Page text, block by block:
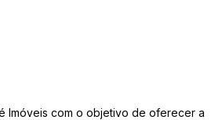
Imóveis com o objetivo de oferecer a